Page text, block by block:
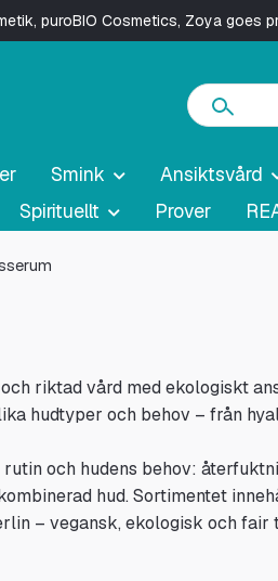
puroBIO Cosmetics, Zoya goes
Smink Ansiktsvård
Spirituellt Prover
riktad vård med ekologiskt
hudtyper och behov – från
och hudens behov:
hud. Sortimentet
– vegansk, ekologisk och